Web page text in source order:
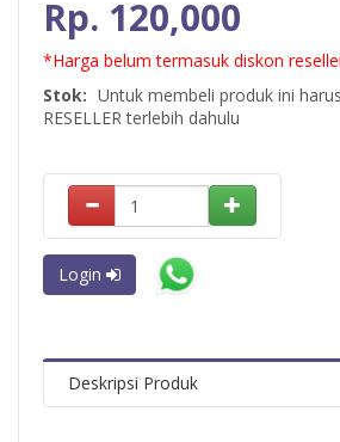
Rp. 120,000
*Harga belum termasuk diskon
Stok: Untuk membeli produk ini
RESELLER terlebih dahulu
Login
Deskripsi Produk